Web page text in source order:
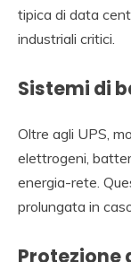
tipica di data
industriali critici.
Sistemi di
Oltre agli UPS,
elettrogeni,
energia-rete.
prolungata in
Protezione